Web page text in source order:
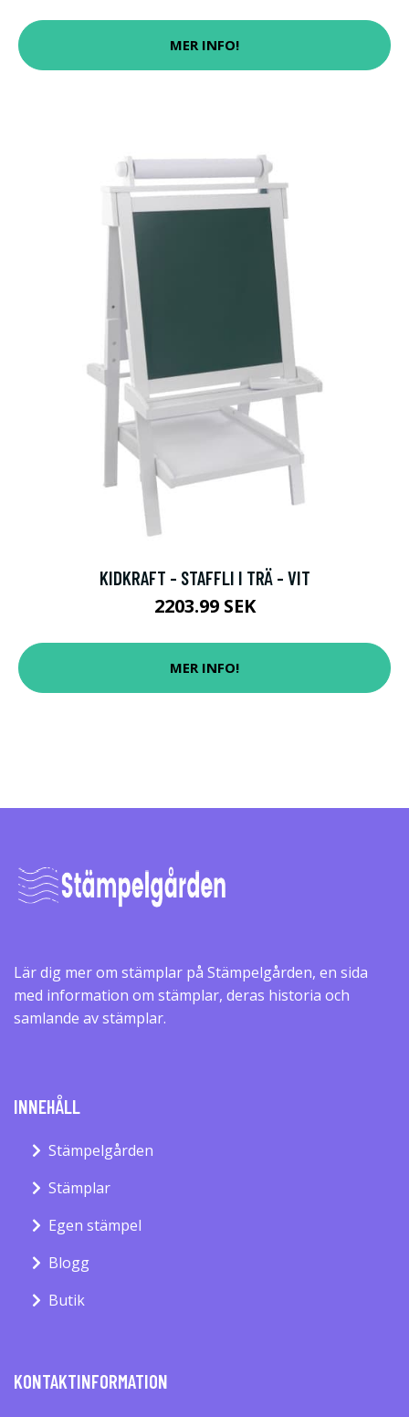
MER INFO!
KIDKRAFT - STAFFLI I TRÄ - VIT
2203.99 SEK
MER INFO!
Lär dig mer om stämplar på Stämpelgården, en sida
med information om stämplar, deras historia och
samlande av stämplar.
INNEHÅLL
Stämpelgården
Stämplar
Egen stämpel
Blogg
Butik
KONTAKTINFORMATION